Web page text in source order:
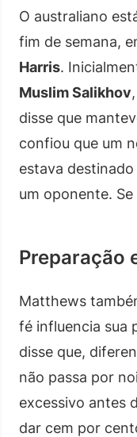
O australiano
fim de semana,
Harris.
Muslim Salikhov
disse que
confiou que um
estava
um oponente.
Preparação
Matthews
fé influencia sua
disse que,
não passa por
excessivo antes
dar cem por